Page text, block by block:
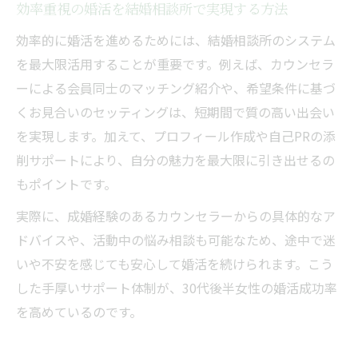
効率重視の婚活を結婚相談所で実現する方法
効率的に婚活を進めるためには、結婚相談所のシステム
を最大限活用することが重要です。例えば、カウンセラ
ーによる会員同士のマッチング紹介や、希望条件に基づ
くお見合いのセッティングは、短期間で質の高い出会い
を実現します。加えて、プロフィール作成や自己PRの添
削サポートにより、自分の魅力を最大限に引き出せるの
もポイントです。
実際に、成婚経験のあるカウンセラーからの具体的なア
ドバイスや、活動中の悩み相談も可能なため、途中で迷
いや不安を感じても安心して婚活を続けられます。こう
した手厚いサポート体制が、30代後半女性の婚活成功率
を高めているのです。